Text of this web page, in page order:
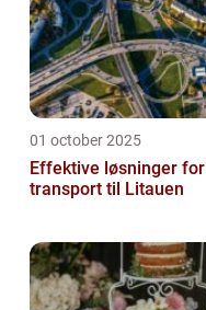
01 october 2025
Effektive løsninger for
transport til Litauen